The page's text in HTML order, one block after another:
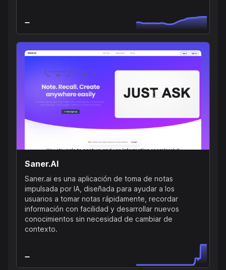
Saner.AI
Saner.ai es una aplicación de toma de notas
impulsada por IA, diseñada para ayudar a los
usuarios a tomar notas rápidamente, recordar
información con facilidad y desarrollar nuevos
conocimientos sin necesidad de cambiar de
contexto.